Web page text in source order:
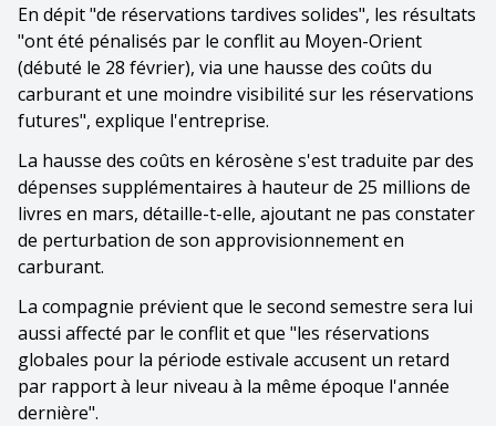
En dépit "de réservations tardives solides", les résultats
"ont été pénalisés par le conflit au Moyen-Orient
(débuté le 28 février), via une hausse des coûts du
carburant et une moindre visibilité sur les réservations
futures", explique l'entreprise.
La hausse des coûts en kérosène s'est traduite par des
dépenses supplémentaires à hauteur de 25 millions de
livres en mars, détaille-t-elle, ajoutant ne pas constater
de perturbation de son approvisionnement en
carburant.
La compagnie prévient que le second semestre sera lui
aussi affecté par le conflit et que "les réservations
globales pour la période estivale accusent un retard
par rapport à leur niveau à la même époque l'année
dernière".